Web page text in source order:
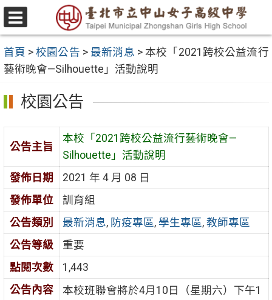
跳
至
要
內
容
區
選
單
首頁 >校園公告 > 最新消息 > 本校「2021跨校公益流行
藝術晚會—Silhouette」活動說明
校園公告
公告主旨
本校「2021跨校公益流行藝術晚會—
Silhouette」活動說明
發佈日期
2021 年 4 月 08 日
發佈單位
訓育組
公告類別
最新消息, 防疫專區, 學生專區, 教師專區
公告等級
重要
點閱次數
1,443
公告內容
本校班聯會將於4月10日（星期六）下午1